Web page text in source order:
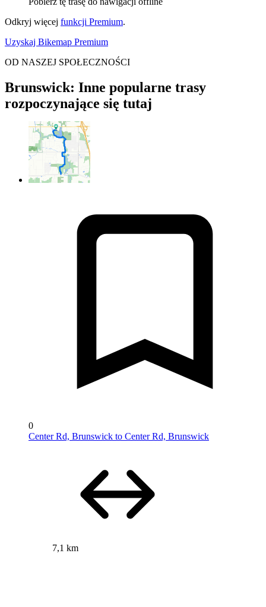
Odkryj więcej funkcji Premium.
Uzyskaj Bikemap Premium
OD NASZEJ SPOŁECZNOŚCI
Brunswick: Inne popularne trasy
rozpoczynające się tutaj
0
Center Rd, Brunswick to Center Rd, Brunswick
7,1 km